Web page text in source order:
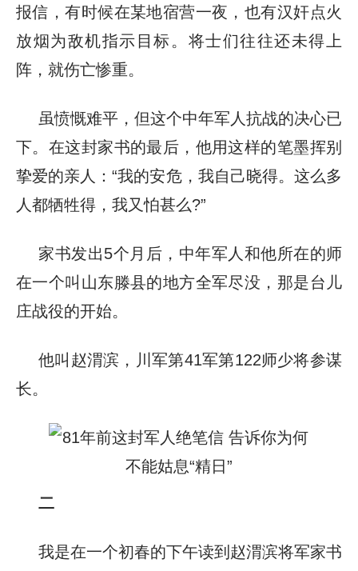
报信，有时候在某地宿营一夜，也有汉奸点火
放烟为敌机指示目标。将士们往往还未得上
阵，就伤亡惨重。
虽愤慨难平，但这个中年军人抗战的决心已
下。在这封家书的最后，他用这样的笔墨挥别
挚爱的亲人：“我的安危，我自己晓得。这么多
人都牺牲得，我又怕甚么?”
家书发出5个月后，中年军人和他所在的师
在一个叫山东滕县的地方全军尽没，那是台儿
庄战役的开始。
他叫赵渭滨，川军第41军第122师少将参谋
长。
二
我是在一个初春的下午读到赵渭滨将军家书